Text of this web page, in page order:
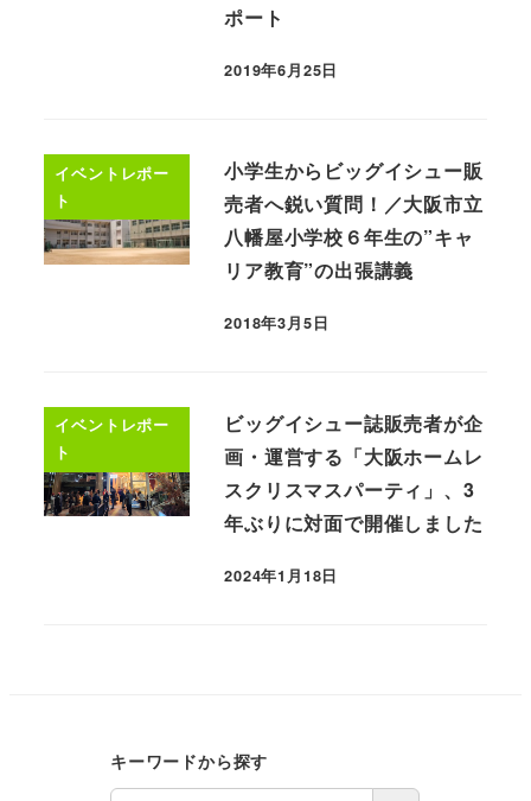
ポート
2019年6月25日
イベントレポー
ト
小学生からビッグイシュー販
売者へ鋭い質問！／大阪市立
八幡屋小学校６年生の”キャ
リア教育”の出張講義
2018年3月5日
イベントレポー
ト
ビッグイシュー誌販売者が企
画・運営する「大阪ホームレ
スクリスマスパーティ」、3
年ぶりに対面で開催しました
2024年1月18日
キーワードから探す